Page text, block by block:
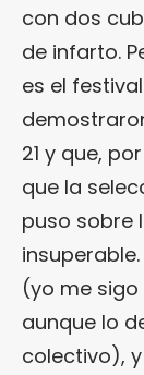
con dos
de infarto.
es el
21 y que,
que la
puso sobre
(yo me
aunque lo
colectivo),